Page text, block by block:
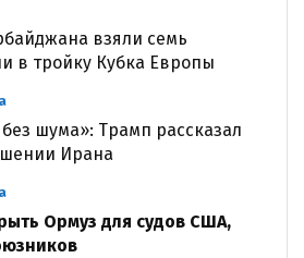
взяли семь
в тройку Кубка Европы
шума»: Трамп рассказал
Ирана
Ормуз для судов США,